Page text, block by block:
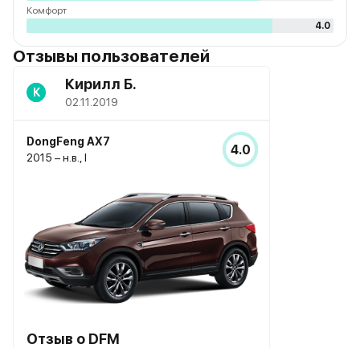
Комфорт
4.0
Отзывы пользователей
К Кирилл Б.
02.11.2019
DongFeng AX7
2015 – н.в., I
4.0
Отзыв о DFM